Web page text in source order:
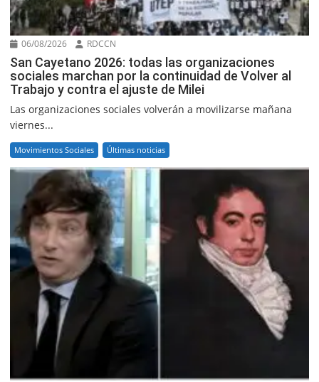
06/08/2026 RDCCN
San Cayetano 2026: todas las organizaciones
sociales marchan por la continuidad de Volver al
Trabajo y contra el ajuste de Milei
Las organizaciones sociales volverán a movilizarse mañana
viernes...
Movimientos Sociales Últimas noticias